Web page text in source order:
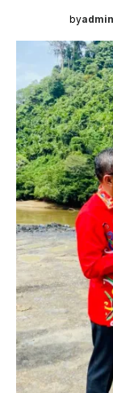
byadmin